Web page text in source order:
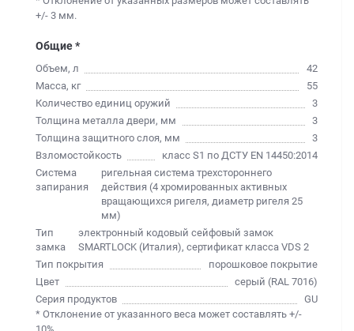
+/- 3 мм.
Общие *
Объем, л
42
Масса, кг
55
Количество единиц оружий
3
Толщина металла двери, мм
3
Толщина защитного слоя, мм
3
Взломостойкость
класс S1 по ДСТУ EN 14450:2014
Система
запирания
ригельная система трехстороннего
действия (4 хромированных активных
вращающихся ригеля, диаметр ригеля 25
мм)
Тип
замка
электронный кодовый сейфовый замок
SMARTLOCK (Италия), сертификат класса VDS 2
Тип покрытия
порошковое покрытие
Цвет
серый (RAL 7016)
Серия продуктов
GU
* Отклонение от указанного веса может составлять +/-